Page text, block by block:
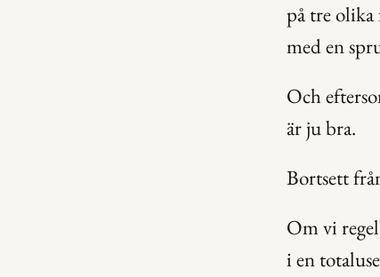
på tre
med en
Och
är ju bra.
Bortsett
Om vi
i en